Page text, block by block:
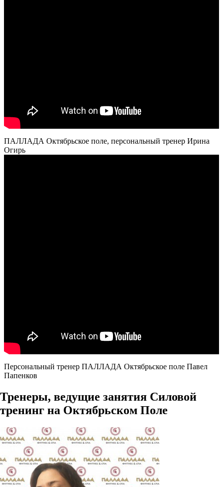
ПАЛЛАДА Октябрьское поле, персональный тренер Ирина
Огирь
Персональный тренер ПАЛЛАДА Октябрьское поле Павел
Папенков
Тренеры, ведущие занятия Силовой
тренинг на Октябрьском Поле